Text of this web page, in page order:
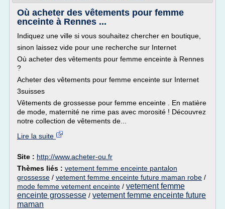
Où acheter des vêtements pour femme
enceinte à Rennes ...
Indiquez une ville si vous souhaitez chercher en boutique,
sinon laissez vide pour une recherche sur Internet
Où acheter des vêtements pour femme enceinte à Rennes
?
Acheter des vêtements pour femme enceinte sur Internet
3suisses
Vêtements de grossesse pour femme enceinte . En matière
de mode, maternité ne rime pas avec morosité ! Découvrez
notre collection de vêtements de...
Lire la suite
Site : http://www.acheter-ou.fr
Thèmes liés : vetement femme enceinte pantalon
grossesse / vetement femme enceinte future maman robe /
mode femme vetement enceinte / vetement femme
enceinte grossesse / vetement femme enceinte future
maman